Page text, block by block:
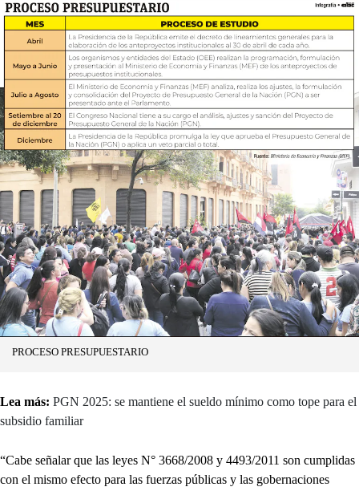
PROCESO PRESUPUESTARIO
Lea más: PGN 2025: se mantiene el sueldo mínimo como tope para el
subsidio familiar
“Cabe señalar que las leyes N° 3668/2008 y 4493/2011 son cumplidas
con el mismo efecto para las fuerzas públicas y las gobernaciones